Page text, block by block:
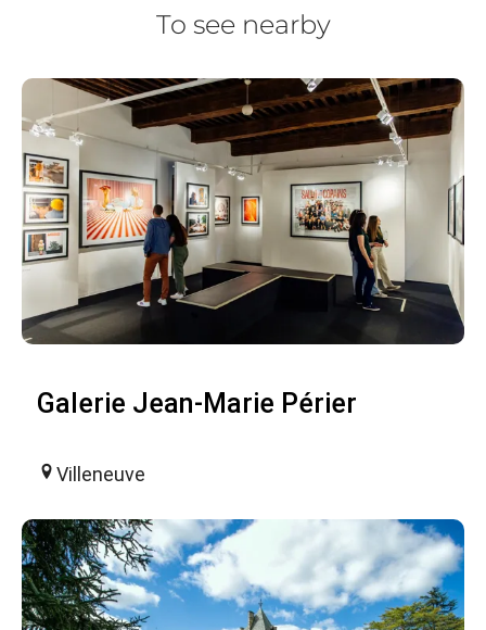
To see nearby
Galerie Jean-Marie Périer
Villeneuve